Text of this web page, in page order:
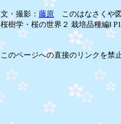
文・撮影： 藤原 このはなさくや
桜樹学・桜の世界２ 栽培品種編Ⅰ
このページへの直接のリンクを禁